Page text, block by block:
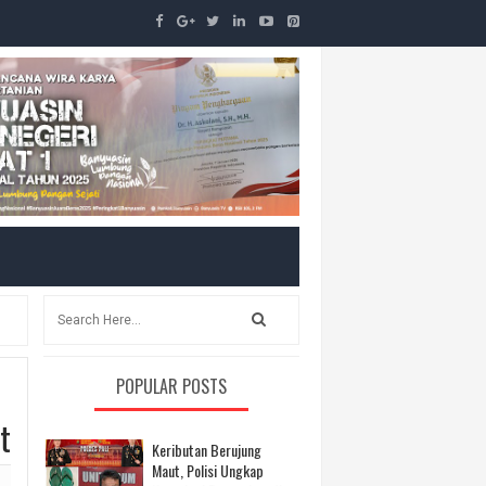
POPULAR POSTS
Keributan Berujung
Maut, Polisi Ungkap